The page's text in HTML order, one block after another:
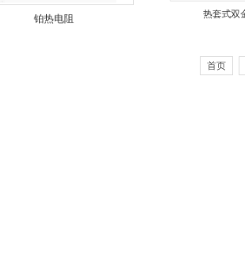
铂热电阻
首页